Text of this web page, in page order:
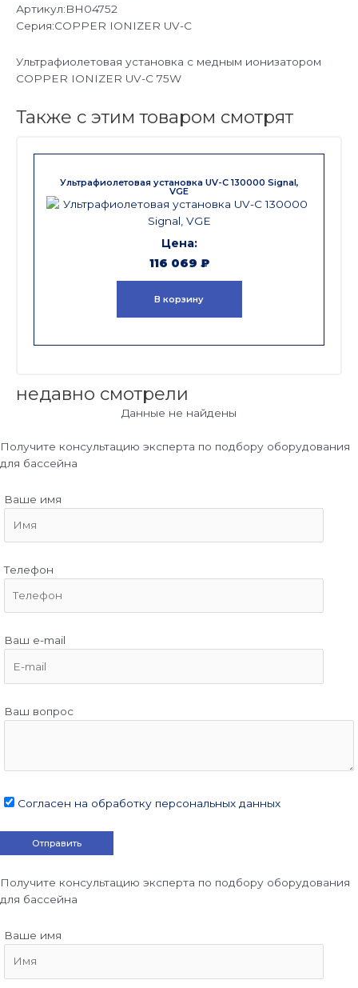
Артикул:BH04752
Серия:COPPER IONIZER UV-C
Ультрафиолетовая установка с медным ионизатором
COPPER IONIZER UV-C 75W
Также с этим товаром смотрят
Ультрафиолетовая установка UV-C 130000 Signal,
VGE
116 069 ₽
В корзину
недавно смотрели
Данные не найдены
Получите консультацию эксперта по подбору оборудования
для бассейна
Ваше имя
Телефон
Ваш e-mail
Ваш вопрос
Согласен на обработку персональных данных
Получите консультацию эксперта по подбору оборудования
для бассейна
Ваше имя